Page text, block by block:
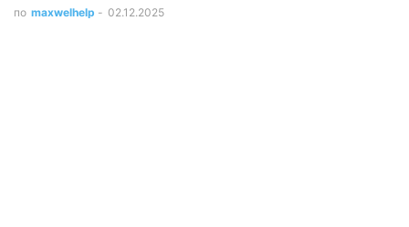
по maxwelhelp - 02.12.2025